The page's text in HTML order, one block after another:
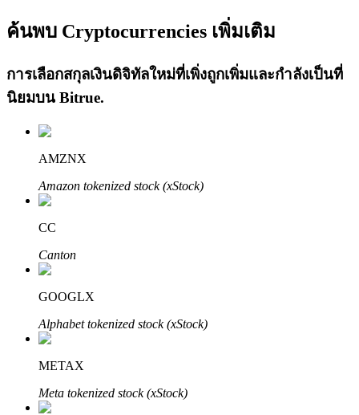
ลงทุนอัตโนมัติ
คว้าผลกำไรระยะยาวและผลประโยชน์ที่ยืดหยุ่น
เรียนรู้ Staking
เรียนรู้เกี่ยวกับการสร้างรายได้แบบพาสซีฟ
Bitrue AI
ค้นพบ Cryptocurrencies เพิ่มเติม
การเลือกสกุลเงินดิจิทัลใหม่ที่เพิ่งถูกเพิ่มและกำลังเป็นที่
นิยมบน Bitrue.
AMZNX
Amazon tokenized stock (xStock)
CC
Canton
GOOGLX
Alphabet tokenized stock (xStock)
METAX
Meta tokenized stock (xStock)